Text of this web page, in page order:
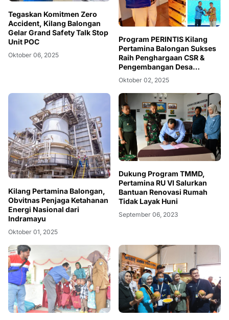
Tegaskan Komitmen Zero
Accident, Kilang Balongan
Gelar Grand Safety Talk Stop
Unit POC
Oktober 06, 2025
Program PERINTIS Kilang
Pertamina Balongan Sukses
Raih Penghargaan CSR &
Pengembangan Desa
Berkelanjutan Awards 2025
Oktober 02, 2025
Kilang Pertamina Balongan,
Obvitnas Penjaga Ketahanan
Energi Nasional dari
Indramayu
Oktober 01, 2025
Dukung Program TMMD,
Pertamina RU VI Salurkan
Bantuan Renovasi Rumah
Tidak Layak Huni
September 06, 2023